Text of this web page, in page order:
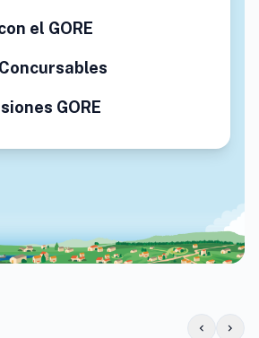
el GORE
GORE
chevron_left chevron_right